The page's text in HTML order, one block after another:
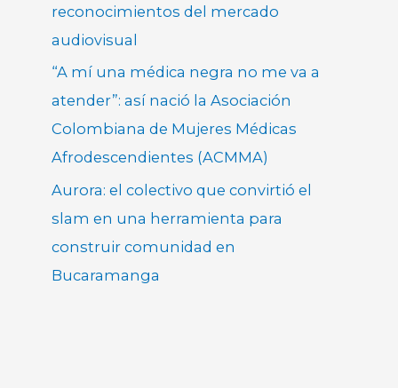
reconocimientos del mercado
audiovisual
“A mí una médica negra no me va a
atender”: así nació la Asociación
Colombiana de Mujeres Médicas
Afrodescendientes (ACMMA)
Aurora: el colectivo que convirtió el
slam en una herramienta para
construir comunidad en
Bucaramanga